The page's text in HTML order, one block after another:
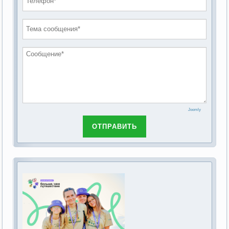
обсуждению Федерального закона Российской
основах социального обслуживания граждан в
2019 год
2018 год
Joomly
ОТПРАВИТЬ